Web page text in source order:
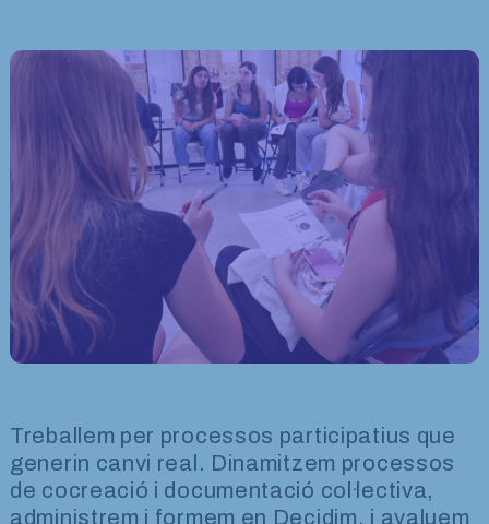
Treballem per processos participatius que
generin canvi real. Dinamitzem processos
de cocreació i documentació col·lectiva,
administrem i formem en Decidim, i avaluem